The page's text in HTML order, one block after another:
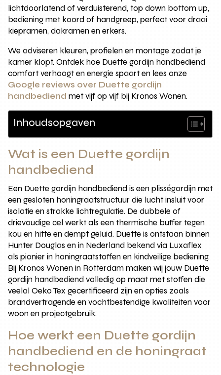
lichtdoorlatend of verduisterend, top down bottom up,
bediening met koord of handgreep, perfect voor draai
kiepramen, dakramen en erkers.
We adviseren kleuren, profielen en montage zodat je
kamer klopt. Ontdek hoe Duette gordijn handbediend
comfort verhoogt en energie spaart en lees onze
Google reviews over Duette gordijn
handbediend met vijf op vijf bij Kronos Wonen.
Inhoudsopgaven
Wat is een Duette gordijn
handbediend
Een Duette gordijn handbediend is een plisségordijn met
een gesloten honingraatstructuur die lucht insluit voor
isolatie en strakke lichtregulatie. De dubbele of
drievoudige cel werkt als een thermische buffer tegen
kou en hitte en dempt geluid. Duette is ontstaan binnen
Hunter Douglas en in Nederland bekend via Luxaflex
als pionier in honingraatstoffen en kindveilige bediening.
Bij Kronos Wonen in Rotterdam maken wij jouw Duette
gordijn handbediend volledig op maat met stoffen die
veelal Oeko Tex gecertificeerd zijn en opties zoals
brandvertragende en vochtbestendige kwaliteiten voor
woon en projectgebruik.
Hoe werkt een Duette gordijn
handbediend en de honingraat
technologie